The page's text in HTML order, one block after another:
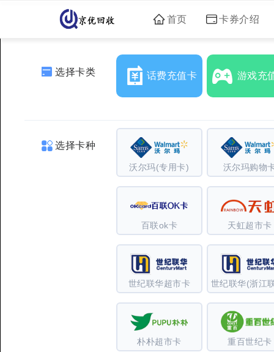
首页 卡券介绍
选择卡类 话费充值卡 游戏充
选择卡种
沃尔玛(专用卡) 沃尔玛购物
百联ok卡 天虹超市卡
世纪联华超市卡 世纪联华(浙江
朴朴超市卡 重百世纪卡